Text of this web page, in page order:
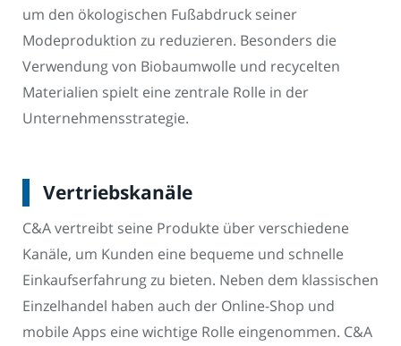
um den ökologischen Fußabdruck seiner
Modeproduktion zu reduzieren. Besonders die
Verwendung von Biobaumwolle und recycelten
Materialien spielt eine zentrale Rolle in der
Unternehmensstrategie.
Vertriebskanäle
C&A vertreibt seine Produkte über verschiedene
Kanäle, um Kunden eine bequeme und schnelle
Einkaufserfahrung zu bieten. Neben dem klassischen
Einzelhandel haben auch der Online-Shop und
mobile Apps eine wichtige Rolle eingenommen. C&A